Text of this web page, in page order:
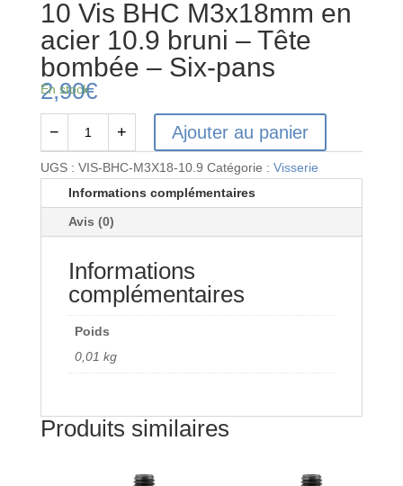
10 Vis BHC M3x18mm en
acier 10.9 bruni – Tête
bombée – Six-pans
2,90€
En stock
quantité
de
10
Six-
− + Ajouter au panier
UGS : VIS-BHC-M3X18-10.9 Catégorie : Visserie
Informations complémentaires
Avis (0)
Informations
complémentaires
Poids
0,01 kg
Produits similaires